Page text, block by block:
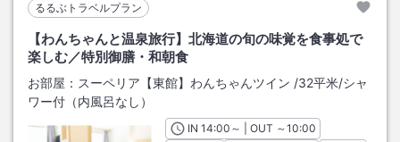
るるぶトラベルプラン
【わんちゃんと温泉旅行】北海道の旬の味覚を食事処で
楽しむ／特別御膳・和朝食
お部屋： スーペリア【東館】わんちゃんツイン /32平米/シャ
ワー付（内風呂なし）
INチェックイン
14:00 ～ | OUT チェックアウト
～10:00